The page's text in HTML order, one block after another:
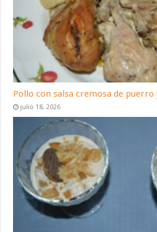
Pollo con salsa cremosa de
julio 18, 2026